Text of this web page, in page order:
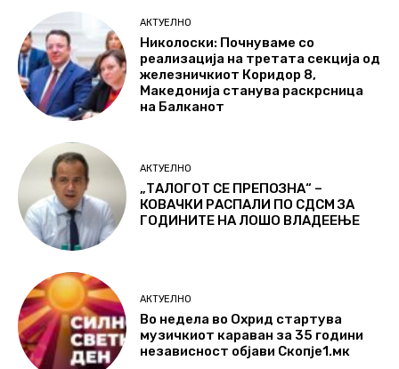
АКТУЕЛНО
Николоски: Почнуваме со
реализација на третата секција од
железничкиот Коридор 8,
Македонија станува раскрсница
на Балканот
АКТУЕЛНО
„ТАЛОГОТ СЕ ПРЕПОЗНА“ –
КОВАЧКИ РАСПАЛИ ПО СДСМ ЗА
ГОДИНИТЕ НА ЛОШО ВЛАДЕЕЊЕ
АКТУЕЛНО
Во недела во Охрид стартува
музичкиот караван за 35 години
независност објави Скопје1.мк